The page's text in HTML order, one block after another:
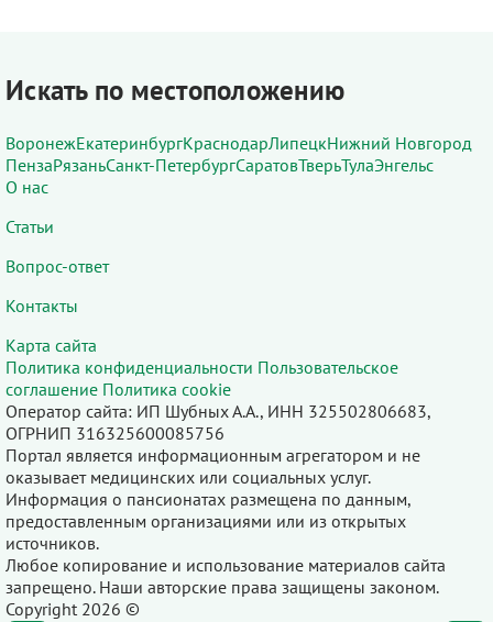
Искать по местоположению
ВоронежЕкатеринбургКраснодарЛипецкНижний Новгород
ПензаРязаньСанкт-ПетербургСаратовТверьТулаЭнгельс
О нас
Статьи
Вопрос-ответ
Контакты
Карта сайта
Политика конфиденциальности Пользовательское
соглашение Политика cookie
Оператор сайта: ИП Шубных А.А., ИНН 325502806683,
ОГРНИП 316325600085756
Портал является информационным агрегатором и не
оказывает медицинских или социальных услуг.
Информация о пансионатах размещена по данным,
предоставленным организациями или из открытых
источников.
Любое копирование и использование материалов сайта
запрещено. Наши авторские права защищены законом.
Copyright 2026 ©